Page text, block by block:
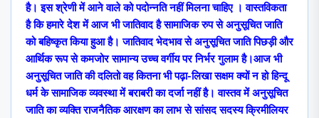
है। इस श्रेणी में आने वाले को पदोन्नति नहीं मिलना चाहिए । वास्तविकता
है कि हमारे देश में आज भी जातिवाद है सामाजिक रुप से अनुसूचित जाति
को बहिष्कृत किया हुआ है। जातिवाद भेदभाव से अनुसूचित जाति पिछड़ी और
आर्थिक रूप से कमजोर सामान्य उच्च वर्गीय पर निर्भर गुलाम है।आज भी
अनुसूचित जाति की दलितो वह कितना भी पढ़ा-लिखा सक्षम क्यों न हो हिन्दू
धर्म के सामाजिक व्यवस्था में बराबरी का दर्जा नहीं है। वास्तव में अनुसूचित
जाति का व्यक्ति राजनैतिक आरक्षण का लाभ से सांसद सदस्य क्रिमीलियर